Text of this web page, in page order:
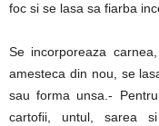
foc si se lasa sa fiarba
Se incorporeaza
amesteca din nou, se
sau forma unsa.-
cartofii, untul, sarea